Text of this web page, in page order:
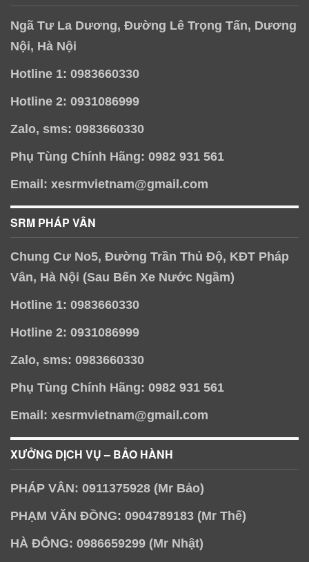
Ngã Tư La Dương, Đường Lê Trọng Tấn, Dương
Nội, Hà Nội
Hotline 1: 0983660330
Hotline 2: 0931086999
Zalo, sms: 0983660330
Phụ Tùng Chính Hãng: 0982 931 561
Email: xesrmvietnam@gmail.com
SRM PHÁP VÂN
Chung Cư No5, Đường Trần Thủ Độ, KĐT Pháp
Vân, Hà Nội (Sau Bến Xe Nước Ngầm)
Hotline 1: 0983660330
Hotline 2: 0931086999
Zalo, sms: 0983660330
Phụ Tùng Chính Hãng: 0982 931 561
Email: xesrmvietnam@gmail.com
XƯỞNG DỊCH VỤ – BẢO HÀNH
PHÁP VÂN: 0911375928 (Mr Bảo)
PHẠM VĂN ĐỒNG: 0904789183 (Mr Thế)
HÀ ĐÔNG: 0986659299 (Mr Nhật)